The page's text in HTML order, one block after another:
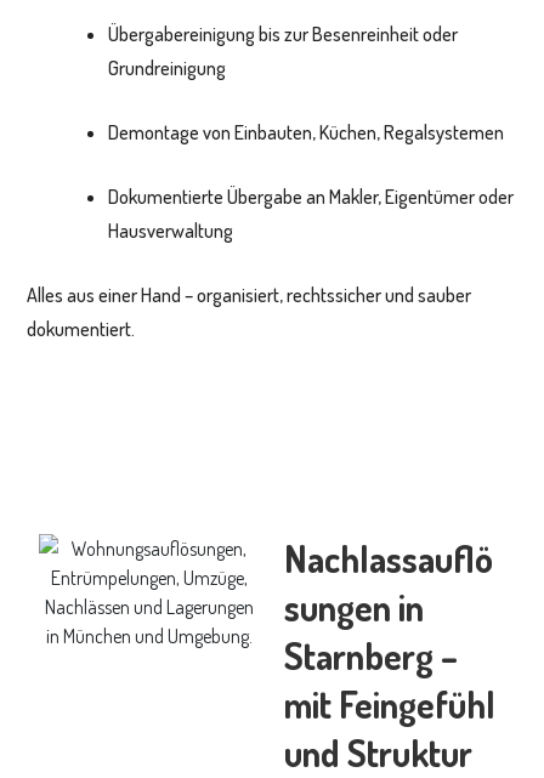
Übergabereinigung bis zur Besenreinheit oder
Grundreinigung
Demontage von Einbauten, Küchen, Regalsystemen
Dokumentierte Übergabe an Makler, Eigentümer oder
Hausverwaltung
Alles aus einer Hand – organisiert, rechtssicher und sauber
dokumentiert.
Nachlassauflö
sungen in
Starnberg –
mit Feingefühl
und Struktur